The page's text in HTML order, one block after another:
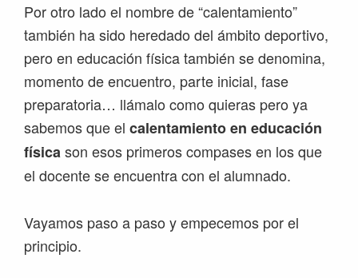
Por otro lado el nombre de “calentamiento”
también ha sido heredado del ámbito deportivo,
pero en educación física también se denomina,
momento de encuentro, parte inicial, fase
preparatoria… llámalo como quieras pero ya
sabemos que el calentamiento en educación
físicason esos primeros compases en los que
el docente se encuentra con el alumnado.
Vayamos paso a paso y empecemos por el
principio.